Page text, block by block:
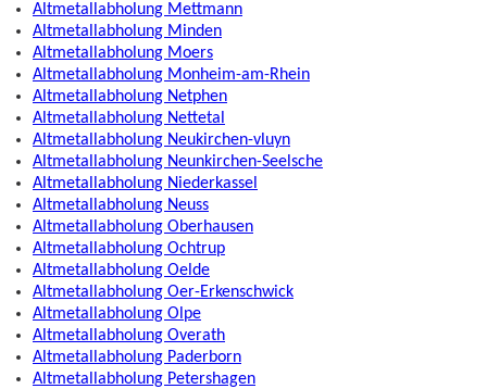
Altmetallabholung Mettmann
Altmetallabholung Minden
Altmetallabholung Moers
Altmetallabholung Monheim-am-Rhein
Altmetallabholung Netphen
Altmetallabholung Nettetal
Altmetallabholung Neukirchen-vluyn
Altmetallabholung Neunkirchen-Seelsche
Altmetallabholung Niederkassel
Altmetallabholung Neuss
Altmetallabholung Oberhausen
Altmetallabholung Ochtrup
Altmetallabholung Oelde
Altmetallabholung Oer-Erkenschwick
Altmetallabholung Olpe
Altmetallabholung Overath
Altmetallabholung Paderborn
Altmetallabholung Petershagen